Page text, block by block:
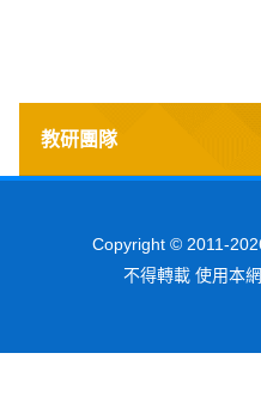
教研團隊
Copyright © 2011-
不得轉載 使用本